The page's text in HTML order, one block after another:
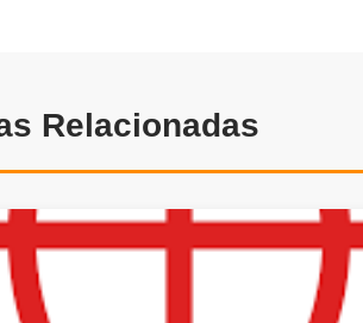
Relacionadas